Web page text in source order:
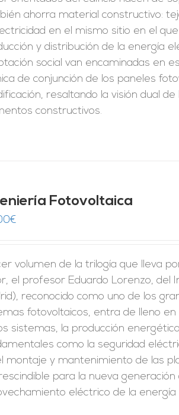
ahorra material constructivo:
en el mismo sitio en el
y distribución de la energía
social van encaminadas en
de conjunción de los paneles
resaltando la visión dual
constructivos.
Fotovoltaica
€
volumen de la trilogía que lleva
el profesor Eduardo Lorenzo, del
reconocido como uno de los
fotovoltaicos, entra de lleno
sistemas, la producción
como la seguridad
montaje y mantenimiento de las
para la nueva
eléctrico de la energía